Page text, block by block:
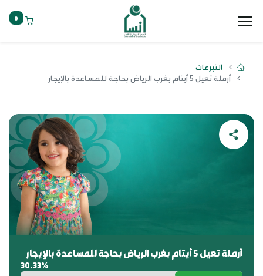
0
التبرعات
أرملة تعيل 5 أيتام بغرب الرياض بحاجة للمساعدة بالإيجار
أرملة تعيل 5 أيتام بغرب الرياض بحاجة للمساعدة بالإيجار
30.33%